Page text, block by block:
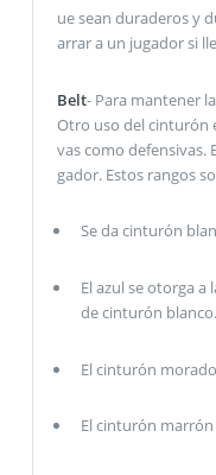
ue sean duraderos y
arrar a un jugador si
Belt- Para mantener
Otro uso del cinturón
vas como defensivas.
gador. Estos rangos
Se da cinturón
El azul se otorga
de cinturón blanco.
El cinturón
El cinturón